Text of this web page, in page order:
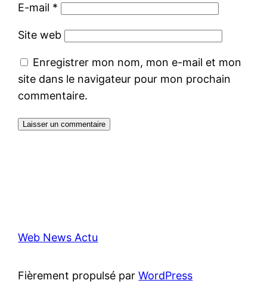
E-mail *
Site web
Enregistrer mon nom, mon e-mail et mon
site dans le navigateur pour mon prochain
commentaire.
Web News Actu
Fièrement propulsé parWordPress